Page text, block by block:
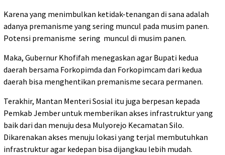
Karena yang menimbulkan ketidak-tenangan di sana adalah
adanya premanisme yang sering muncul pada musim panen.
Potensi premanisme sering muncul di musim panen.
Maka, Gubernur Khofifah menegaskan agar Bupati kedua
daerah bersama Forkopimda dan Forkopimcam dari kedua
daerah bisa menghentikan premanisme secara permanen.
Terakhir, Mantan Menteri Sosial itu juga berpesan kepada
Pemkab Jember untuk memberikan akses infrastruktur yang
baik dari dan menuju desa Mulyorejo Kecamatan Silo.
Dikarenakan akses menuju lokasi yang terjal membutuhkan
infrastruktur agar kedepan bisa dijangkau lebih mudah.